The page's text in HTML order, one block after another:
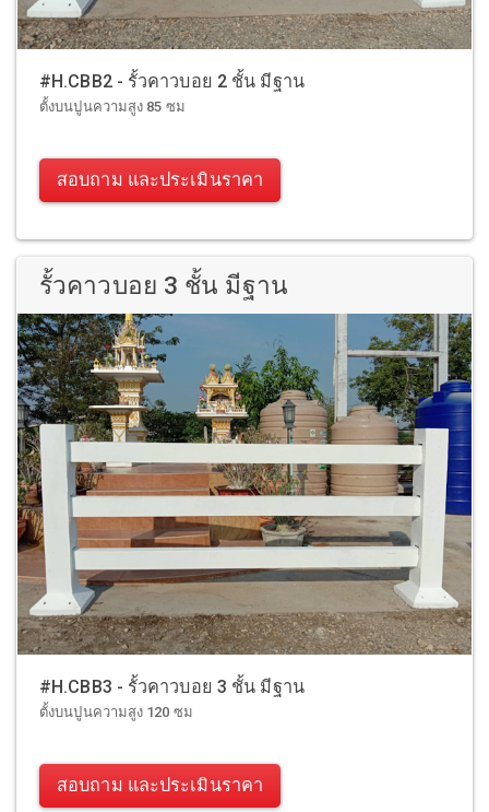
#H.CBB2 - รั้วคาวบอย 2 ชั้น มีฐาน
ตั้งบนปูนความสูง 85 ซม
สอบถาม และประเมินราคา
รั้วคาวบอย 3 ชั้น มีฐาน
#H.CBB3 - รั้วคาวบอย 3 ชั้น มีฐาน
ตั้งบนปูนความสูง 120 ซม
สอบถาม และประเมินราคา